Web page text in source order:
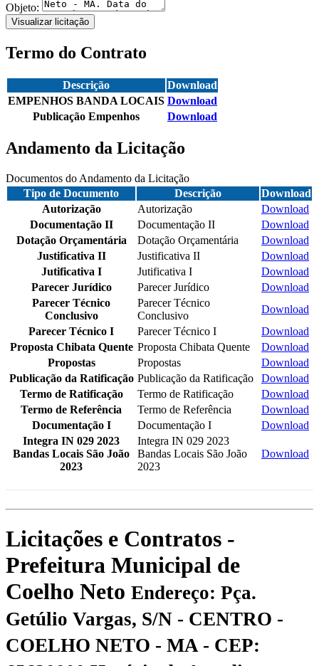
Objeto:
Visualizar licitação
Termo do Contrato
Descrição
Download
EMPENHOS BANDA LOCAIS Download
Publicação Empenhos
Download
Andamento da Licitação
Documentos do Andamento da Licitação
Tipo de Documento
Descrição
Download
Autorização
Autorização
Download
Documentação II
Documentação II
Download
Dotação Orçamentária
Dotação Orçamentária
Download
Justificativa II
Justificativa II
Download
Jutificativa I
Jutificativa I
Download
Parecer Jurídico
Parecer Jurídico
Download
Parecer Técnico
Conclusivo
Parecer Técnico
Conclusivo
Download
Parecer Técnico I
Parecer Técnico I
Download
Proposta Chibata Quente Proposta Chibata Quente
Download
Propostas
Propostas
Download
Publicação da Ratificação Publicação da Ratificação
Download
Termo de Ratificação
Termo de Ratificação
Download
Termo de Referência
Termo de Referência
Download
Documentação I
Documentação I
Download
Integra IN 029 2023
Bandas Locais São João
2023
Integra IN 029 2023
Bandas Locais São João
2023
Download
Licitações e Contratos -
Prefeitura Municipal de
Coelho Neto Endereço: Pça.
Getúlio Vargas, S/N - CENTRO -
COELHO NETO - MA - CEP: